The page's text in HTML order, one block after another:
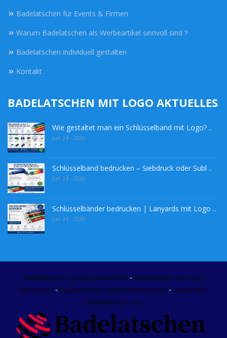
Badelatschen für Events & Firmen
Warum Badelatschen als Werbeartikel sinnvoll sind？
Badelatschen individuell gestalten
Kontakt
BADELATSCHEN MIT LOGO AKTUELLES
Wie gestaltet man ein Schlüsselband mit Logo? ..
Jun 24 - 2026
Schlüsselband bedrucken – Siebdruck oder Subl ..
Jun 24 - 2026
Schlüsselbänder bedrucken | Lanyards mit Logo ..
Jun 24 - 2026
Badelatschen günstig bedrucken - Badeschuhe mit Logo
bedrucken - Badelatschen individuell bedruckt - bedruckte-
badelatschen.com